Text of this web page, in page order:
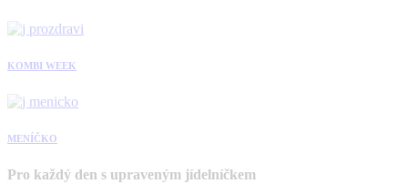
KOMBI WEEK
MENÍČKO
Pro každý den s upraveným jídelníčkem